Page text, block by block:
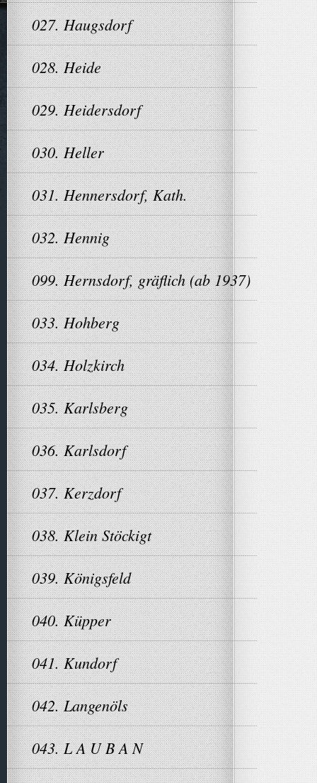
027. Haugsdorf
028. Heide
029. Heidersdorf
030. Heller
031. Hennersdorf, Kath.
032. Hennig
099. Hernsdorf, gräflich (ab 1937)
033. Hohberg
034. Holzkirch
035. Karlsberg
036. Karlsdorf
037. Kerzdorf
038. Klein Stöckigt
039. Königsfeld
040. Küpper
041. Kundorf
042. Langenöls
043. L A U B A N